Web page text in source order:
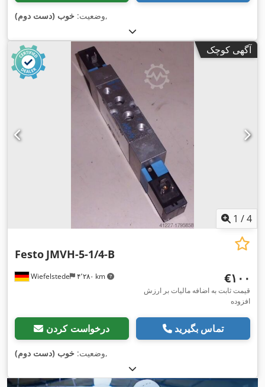
وضعیت: خوب (دست دوم) ,
آگهی کوچک
1 /4
Wiefelstede ۴٬۲۸۰ km
Festo JMVH-5-1/4-B
‎€۱۰۰
قیمت ثابت به اضافه مالیات بر ارزش
افزوده
درخواست کردن تماس بگیرید
وضعیت: خوب (دست دوم) ,